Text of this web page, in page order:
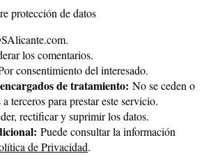
protección de datos
los comentarios.
consentimiento del interesado.
de tratamiento: No se ceden o
terceros para prestar este servicio.
rectificar y suprimir los datos.
Puede consultar la información
de Privacidad.